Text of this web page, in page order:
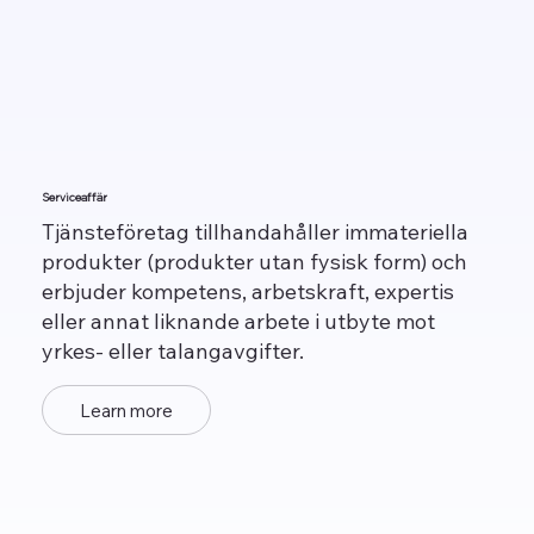
Serviceaffär
Tjänsteföretag tillhandahåller immateriella
produkter (produkter utan fysisk form) och
erbjuder kompetens, arbetskraft, expertis
eller annat liknande arbete i utbyte mot
yrkes- eller talangavgifter.
Learn more